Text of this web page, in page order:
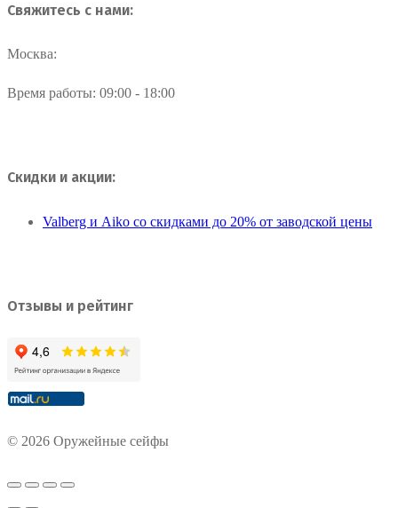
Свяжитесь с нами:
Москва:
Время работы: 09:00 - 18:00
Скидки и акции:
Valberg и Aiko со скидками до 20% от заводской цены
Отзывы и рейтинг
© 2026 Оружейные сейфы